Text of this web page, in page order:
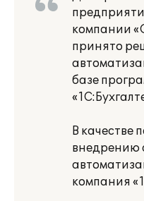
компании
принято
базе
В качестве
внедрению
компания